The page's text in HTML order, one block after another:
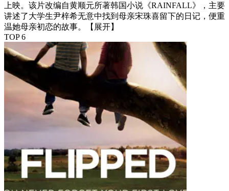
上映。该片改编自黄顺元所著韩国小说《RAINFALL》，主要
讲述了大学生尹梓希无意中找到母亲宋珠喜留下的日记，便重
温她母亲初恋的故事。
【展开】
TOP 6